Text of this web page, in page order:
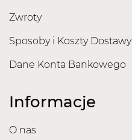
Zwroty
Sposoby i Koszty Dostawy
Dane Konta Bankowego
Informacje
O nas